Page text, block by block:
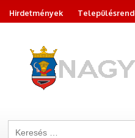
Hirdetmények